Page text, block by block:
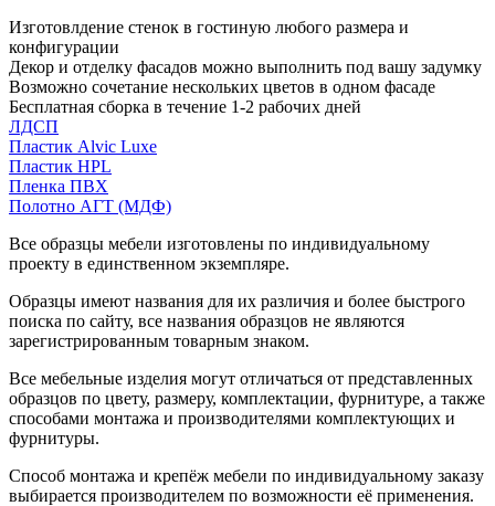
Изготовлдение стенок в гостиную любого размера и
конфигурации
Декор и отделку фасадов можно выполнить под вашу задумку
Возможно сочетание нескольких цветов в одном фасаде
Бесплатная сборка в течение 1-2 рабочих дней
ЛДСП
Пластик Alvic Luxe
Пластик HPL
Пленка ПВХ
Полотно АГТ (МДФ)
Все образцы мебели изготовлены по индивидуальному
проекту в единственном экземпляре.
Образцы имеют названия для их различия и более быстрого
поиска по сайту, все названия образцов не являются
зарегистрированным товарным знаком.
Все мебельные изделия могут отличаться от представленных
образцов по цвету, размеру, комплектации, фурнитуре, а также
способами монтажа и производителями комплектующих и
фурнитуры.
Способ монтажа и крепёж мебели по индивидуальному заказу
выбирается производителем по возможности её применения.